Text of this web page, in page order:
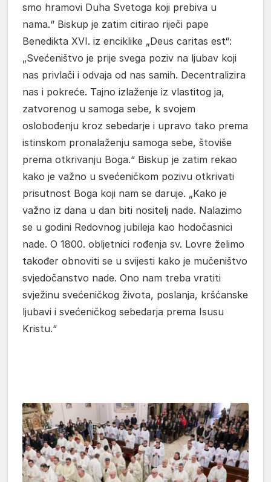
smo hramovi Duha Svetoga koji prebiva u
nama.“ Biskup je zatim citirao riječi pape
Benedikta XVI. iz enciklike „Deus caritas est“:
„Svećeništvo je prije svega poziv na ljubav koji
nas privlači i odvaja od nas samih. Decentralizira
nas i pokreće. Tajno izlaženje iz vlastitog ja,
zatvorenog u samoga sebe, k svojem
oslobođenju kroz sebedarje i upravo tako prema
istinskom pronalaženju samoga sebe, štoviše
prema otkrivanju Boga.“ Biskup je zatim rekao
kako je važno u svećeničkom pozivu otkrivati
prisutnost Boga koji nam se daruje. „Kako je
važno iz dana u dan biti nositelj nade. Nalazimo
se u godini Redovnog jubileja kao hodočasnici
nade. O 1800. obljetnici rođenja sv. Lovre želimo
također obnoviti se u svijesti kako je mučeništvo
svjedočanstvo nade. Ono nam treba vratiti
svježinu svećeničkog života, poslanja, kršćanske
ljubavi i svećeničkog sebedarja prema Isusu
Kristu.“